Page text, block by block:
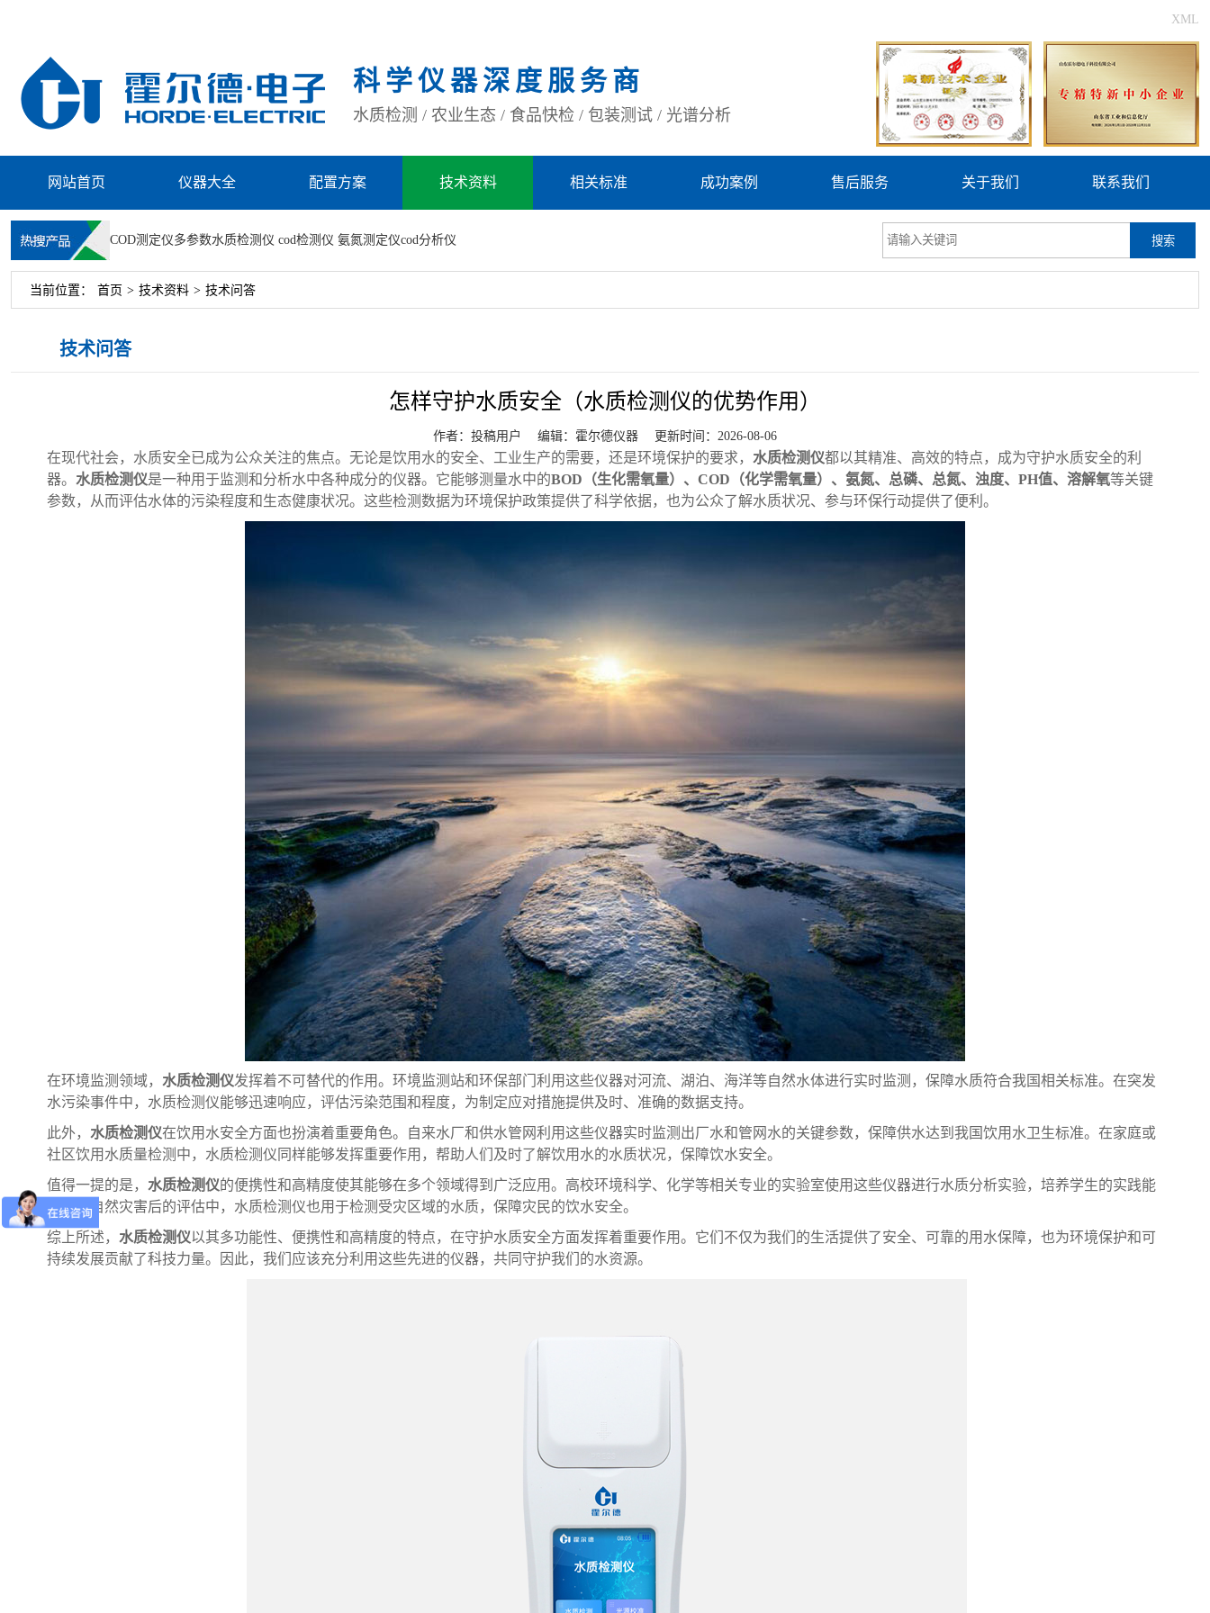
XML
科学仪器深度服务商
水质检测 / 农业生态 / 食品快检 / 包装测试 / 光谱分析
网站首页 仪器大全 配置方案 技术资料 相关标准 成功案例 售后服务 关于我们 联系我们
COD测定仪多参数水质检测仪 cod检测仪 氨氮测定仪cod分析仪 搜索
当前位置： 首页 > 技术资料 > 技术问答
技术问答
怎样守护水质安全（水质检测仪的优势作用）
作者：投稿用户 编辑： 霍尔德仪器 更新时间：2026-08-06
在现代社会，水质安全已成为公众关注的焦点。无论是饮用水的安全、工业生产的需要，还是环境保护的要求， 水质检测仪都以其精准、高效的特点，成为守护水质安全的利
器。 水质检测仪是一种用于监测和分析水中各种成分的仪器。它能够测量水中的BOD（生化需氧量）、COD（化学需氧量）、氨氮、总磷、总氮、浊度、PH值、溶解氧等关键
参数，从而评估水体的污染程度和生态健康状况。这些检测数据为环境保护政策提供了科学依据，也为公众了解水质状况、参与环保行动提供了便利。
在环境监测领域， 水质检测仪发挥着不可替代的作用。环境监测站和环保部门利用这些仪器对河流、湖泊、海洋等自然水体进行实时监测，保障水质符合我国相关标准。在突发
水污染事件中，水质检测仪能够迅速响应，评估污染范围和程度，为制定应对措施提供及时、准确的数据支持。
此外， 水质检测仪在饮用水安全方面也扮演着重要角色。自来水厂和供水管网利用这些仪器实时监测出厂水和管网水的关键参数，保障供水达到我国饮用水卫生标准。在家庭或
社区饮用水质量检测中，水质检测仪同样能够发挥重要作用，帮助人们及时了解饮用水的水质状况，保障饮水安全。
值得一提的是， 水质检测仪的便携性和高精度使其能够在多个领域得到广泛应用。高校环境科学、化学等相关专业的实验室使用这些仪器进行水质分析实验，培养学生的实践能
力。在自然灾害后的评估中，水质检测仪也用于检测受灾区域的水质，保障灾民的饮水安全。
综上所述， 水质检测仪以其多功能性、便携性和高精度的特点，在守护水质安全方面发挥着重要作用。它们不仅为我们的生活提供了安全、可靠的用水保障，也为环境保护和可
持续发展贡献了科技力量。因此，我们应该充分利用这些先进的仪器，共同守护我们的水资源。